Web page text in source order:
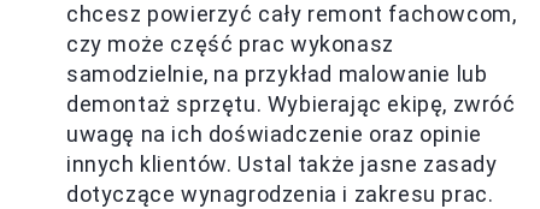
chcesz powierzyć cały remont fachowcom,
czy może część prac wykonasz
samodzielnie, na przykład malowanie lub
demontaż sprzętu. Wybierając ekipę, zwróć
uwagę na ich doświadczenie oraz opinie
innych klientów. Ustal także jasne zasady
dotyczące wynagrodzenia i zakresu prac.